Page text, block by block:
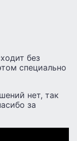
без
специально
нет, так
за